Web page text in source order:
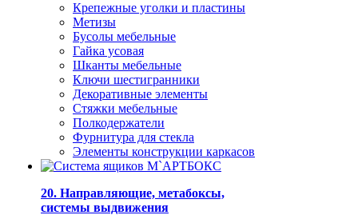
Крепежные уголки и пластины
Метизы
Бусолы мебельные
Гайка усовая
Шканты мебельные
Ключи шестигранники
Декоративные элементы
Стяжки мебельные
Полкодержатели
Фурнитура для стекла
Элементы конструкции каркасов
20. Направляющие, метабоксы,
системы выдвижения